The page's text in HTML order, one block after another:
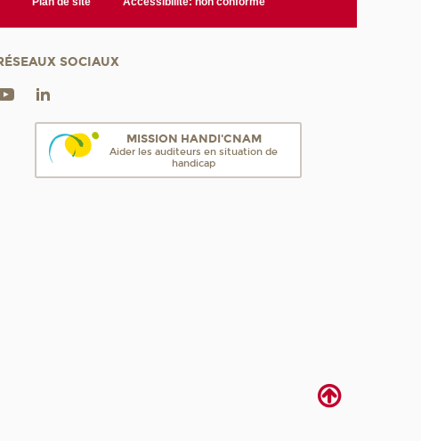
SOCIAUX
MISSION HANDI'CNAM
Aider les auditeurs en situation de
handicap